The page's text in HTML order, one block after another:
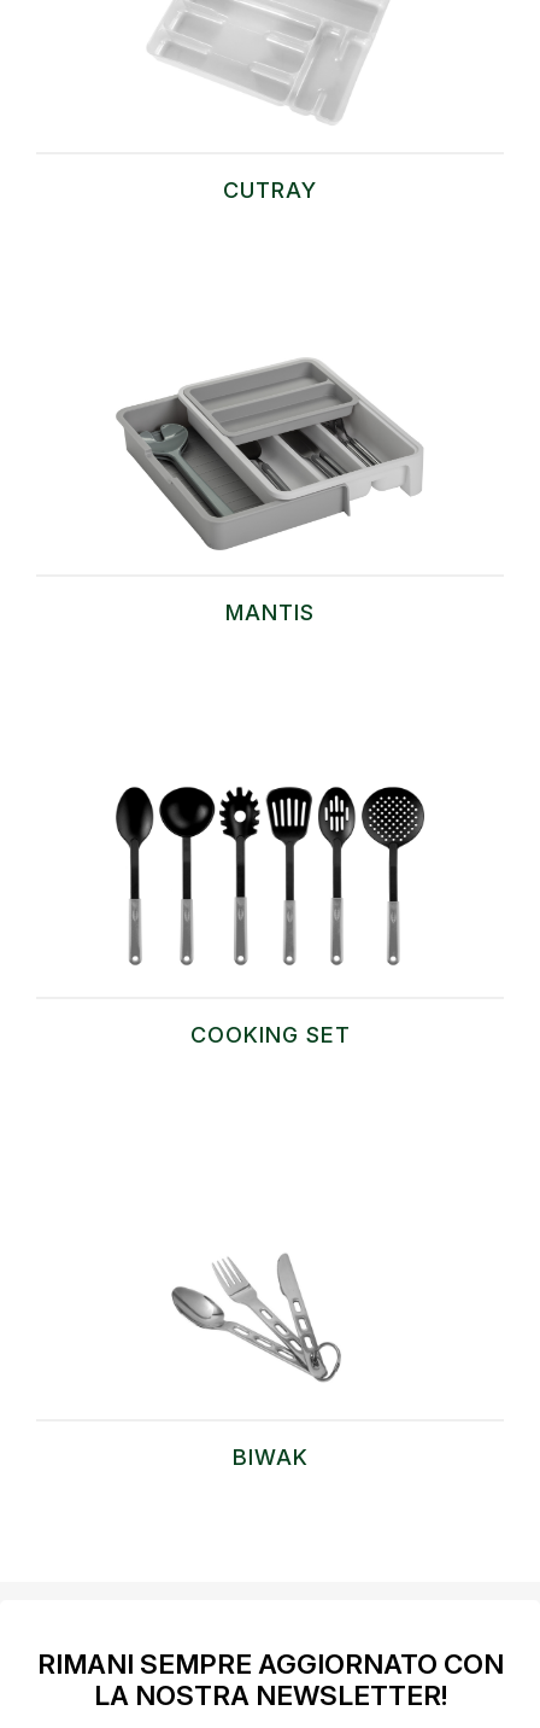
CUTRAY
MANTIS
COOKING SET
BIWAK
RIMANI SEMPRE AGGIORNATO CON
LA NOSTRA NEWSLETTER!